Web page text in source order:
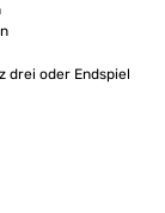
drei oder Endspiel